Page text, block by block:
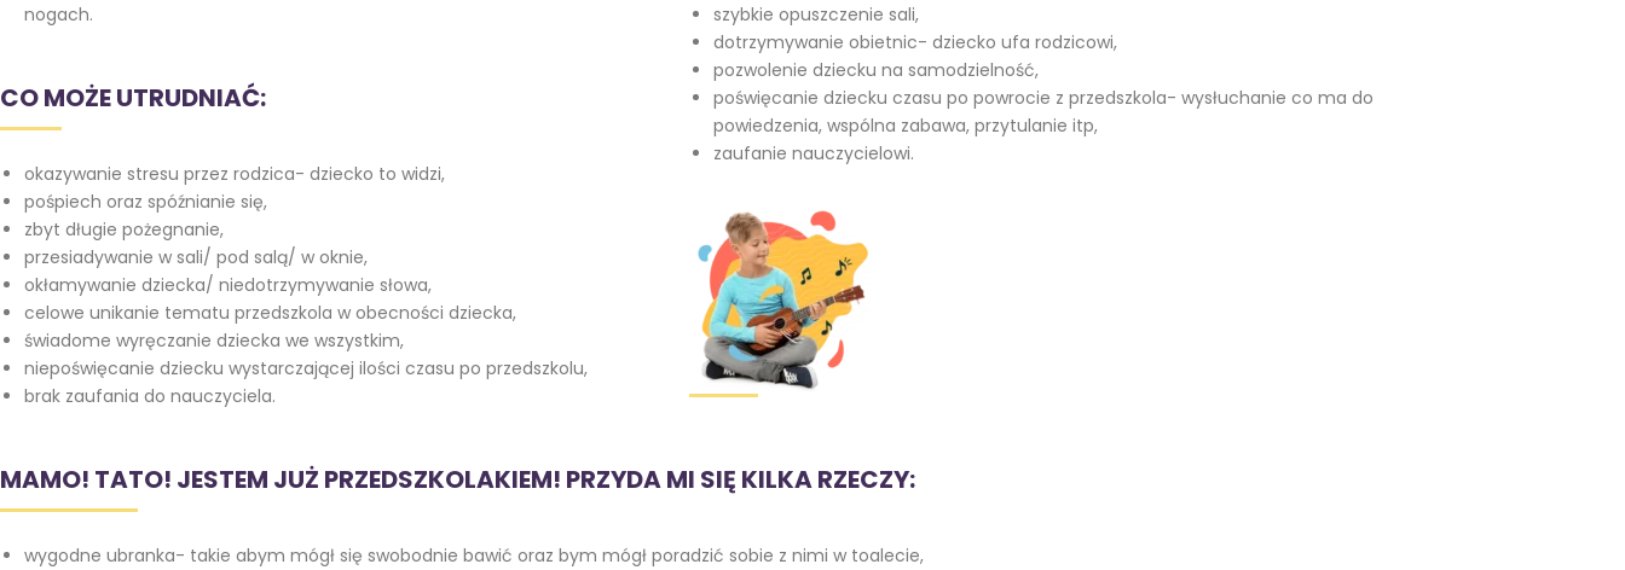
nogach.
CO MOŻE UTRUDNIAĆ:
okazywanie stresu przez rodzica- dziecko to widzi,
pośpiech oraz spóźnianie się,
zbyt długie pożegnanie,
przesiadywanie w sali/ pod salą/ w oknie,
okłamywanie dziecka/ niedotrzymywanie słowa,
celowe unikanie tematu przedszkola w obecności dziecka,
świadome wyręczanie dziecka we wszystkim,
niepoświęcanie dziecku wystarczającej ilości czasu po przedszkolu,
brak zaufania do nauczyciela.
szybkie opuszczenie sali,
dotrzymywanie obietnic- dziecko ufa rodzicowi,
pozwolenie dziecku na samodzielność,
poświęcanie dziecku czasu po powrocie z przedszkola- wysłuchanie co ma do
powiedzenia, wspólna zabawa, przytulanie itp,
zaufanie nauczycielowi.
MAMO! TATO! JESTEM JUŻ PRZEDSZKOLAKIEM! PRZYDA MI SIĘ KILKA RZECZY:
wygodne ubranka- takie abym mógł się swobodnie bawić oraz bym mógł poradzić sobie z nimi w toalecie,